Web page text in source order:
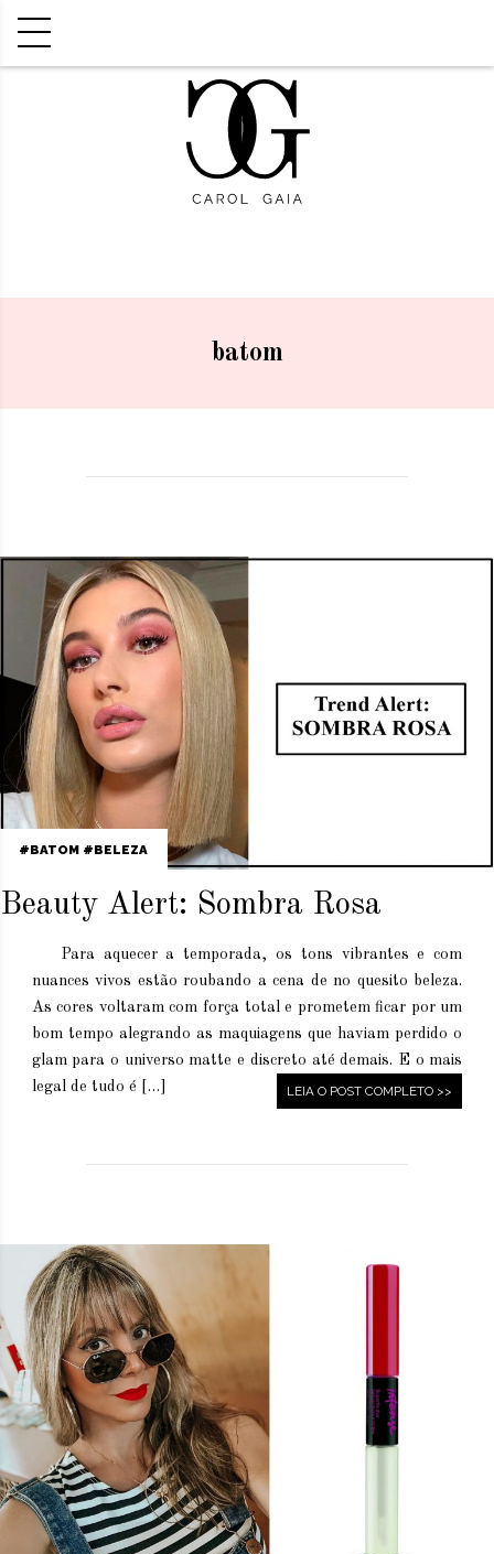
batom
BATOM BELEZA
Beauty Alert: Sombra Rosa
Para aquecer a temporada, os tons vibrantes e com
nuances vivos estão roubando a cena de no quesito beleza.
As cores voltaram com força total e prometem ficar por um
bom tempo alegrando as maquiagens que haviam perdido o
glam para o universo matte e discreto até demais. E o mais
legal de tudo é […]
LEIA O POST COMPLETO >>